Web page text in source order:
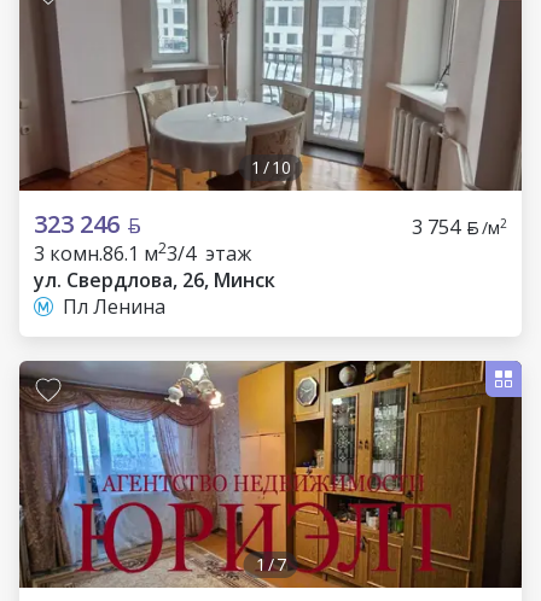
1 /10
323 246 3 754 /м2
3 комн.86.1 м23/4 этаж
ул. Свердлова, 26, Минск
Пл Ленина
1/7